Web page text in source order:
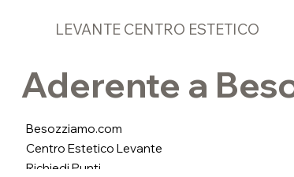
LEVANTE CENTRO ESTETICO
Aderente a
Besozziamo.com
Centro Estetico Levante
Richiedi Punti